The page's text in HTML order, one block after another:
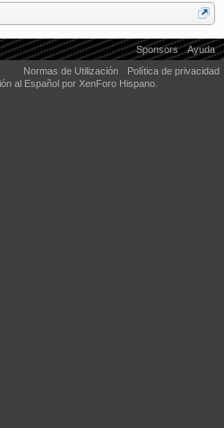
Sponsors
Ayuda
Normas de Utilización
Política de privacidad
al Español por XenForo Hispano.